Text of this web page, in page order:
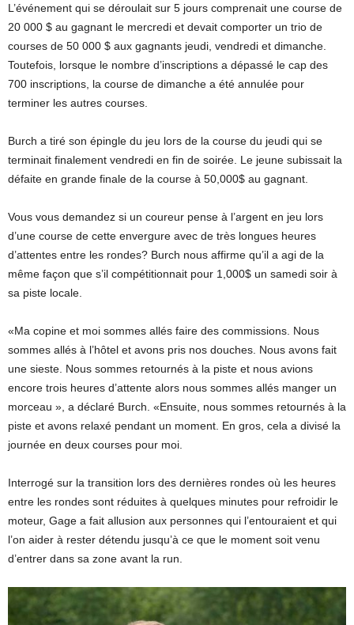
L’événement qui se déroulait sur 5 jours comprenait une course de
20 000 $ au gagnant le mercredi et devait comporter un trio de
courses de 50 000 $ aux gagnants jeudi, vendredi et dimanche.
Toutefois, lorsque le nombre d’inscriptions a dépassé le cap des
700 inscriptions, la course de dimanche a été annulée pour
terminer les autres courses.
Burch a tiré son épingle du jeu lors de la course du jeudi qui se
terminait finalement vendredi en fin de soirée. Le jeune subissait la
défaite en grande finale de la course à 50,000$ au gagnant.
Vous vous demandez si un coureur pense à l’argent en jeu lors
d’une course de cette envergure avec de très longues heures
d’attentes entre les rondes? Burch nous affirme qu’il a agi de la
même façon que s’il compétitionnait pour 1,000$ un samedi soir à
sa piste locale.
«Ma copine et moi sommes allés faire des commissions. Nous
sommes allés à l’hôtel et avons pris nos douches. Nous avons fait
une sieste. Nous sommes retournés à la piste et nous avions
encore trois heures d’attente alors nous sommes allés manger un
morceau », a déclaré Burch. «Ensuite, nous sommes retournés à la
piste et avons relaxé pendant un moment. En gros, cela a divisé la
journée en deux courses pour moi.
Interrogé sur la transition lors des dernières rondes où les heures
entre les rondes sont réduites à quelques minutes pour refroidir le
moteur, Gage a fait allusion aux personnes qui l’entouraient et qui
l’on aider à rester détendu jusqu’à ce que le moment soit venu
d’entrer dans sa zone avant la run.